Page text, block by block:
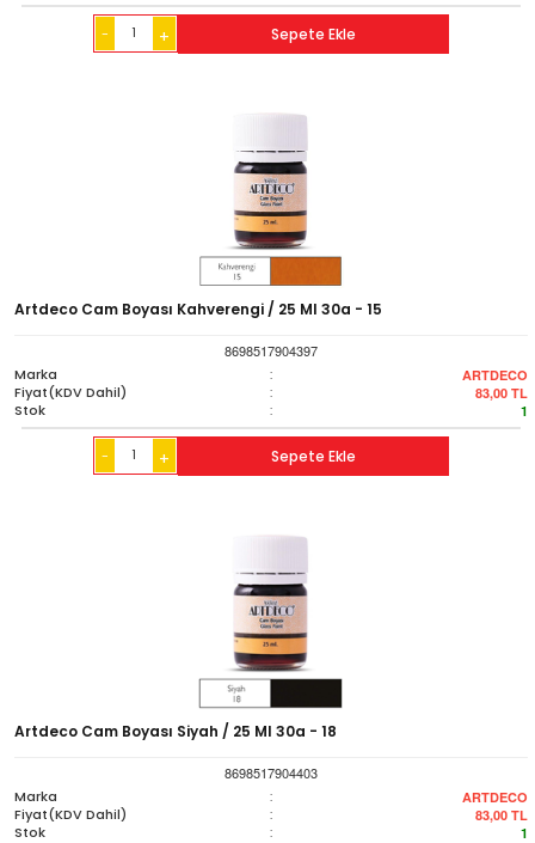
- + Sepete Ekle
Artdeco Cam Boyası Kahverengi / 25 Ml 30a - 15
8698517904397
Marka
: ARTDECO
Fiyat(KDV Dahil) : 83,00 TL
Stok : 1
- + Sepete Ekle
Artdeco Cam Boyası Siyah / 25 Ml 30a - 18
8698517904403
Marka
: ARTDECO
Fiyat(KDV Dahil) : 83,00 TL
Stok : 1